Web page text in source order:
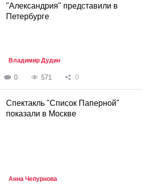
"Александрия" представили в
Петербурге
Владимир Дудин
0 571 0
Спектакль "Список Паперной"
показали в Москве
Анна Чепурнова